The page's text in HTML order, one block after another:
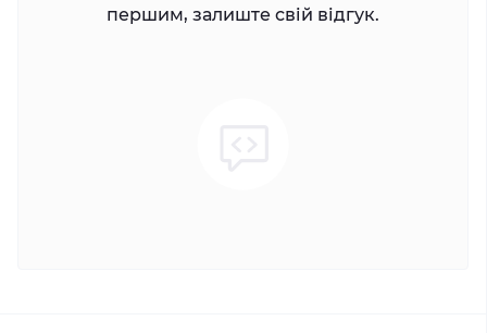
першим, залиште свій відгук.